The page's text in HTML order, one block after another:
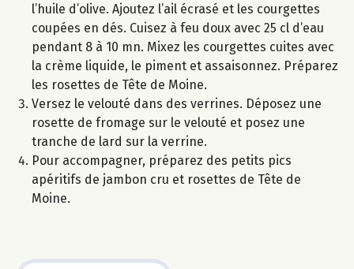
l’huile d’olive. Ajoutez l’ail écrasé et les courgettes
coupées en dés. Cuisez à feu doux avec 25 cl d’eau
pendant 8 à 10 mn. Mixez les courgettes cuites avec
la crème liquide, le piment et assaisonnez. Préparez
les rosettes de Tête de Moine.
Versez le velouté dans des verrines. Déposez une
rosette de fromage sur le velouté et posez une
tranche de lard sur la verrine.
Pour accompagner, préparez des petits pics
apéritifs de jambon cru et rosettes de Tête de
Moine.